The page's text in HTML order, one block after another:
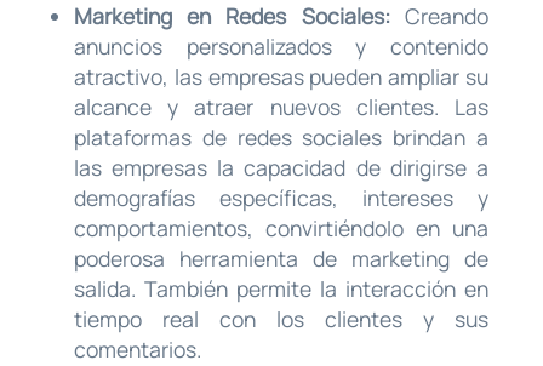
Marketing en Redes Sociales:Creando
anuncios personalizados y contenido
atractivo, las empresas pueden ampliar su
alcance y atraer nuevos clientes. Las
plataformas de redes sociales brindan a
las empresas la capacidad de dirigirse a
demografías específicas, intereses y
comportamientos, convirtiéndolo en una
poderosa herramienta de marketing de
salida. También permite la interacción en
tiempo real con los clientes y sus
comentarios.